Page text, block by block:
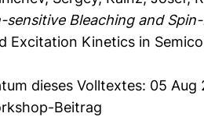
sensitive Bleaching and
Excitation Kinetics in
dieses Volltextes: 05 Aug
Beitrag